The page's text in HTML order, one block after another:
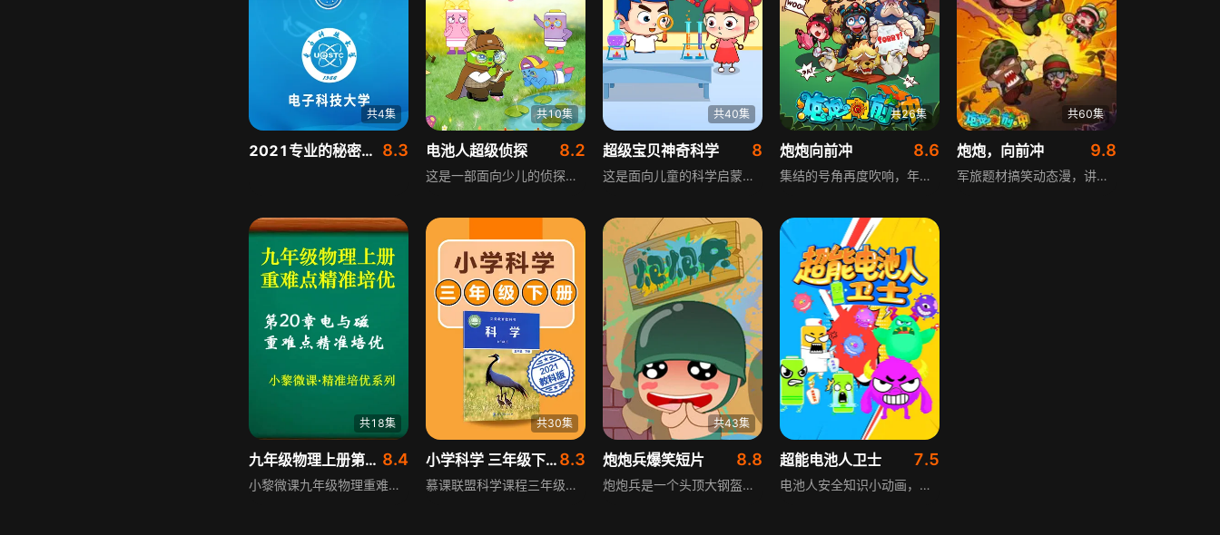
共4集
2021专业的秘密：电子科技大学 8.3
共10集
电池人超级侦探 8.2
这是一部面向少儿的侦探类动画，主角电池人超级侦探身携超能力，掌有数据解码探案绝技。他凭借敏锐的观察、缜密的推理，搭配专属探案道具，层层剥茧追查线索，揪出幕后反派，破解一桩桩悬案，故事围绕他在校园里的探案经历展开，在欢乐玩耍中破获校园谜案，守护校园日常，兼具趣味性与悬疑感。
共40集
超级宝贝神奇科学 8
这是面向儿童的科学启蒙节目，每一集都从小朋友常见的日常疑问出发，通过主角奇奇和点点在生活中经历的各种有趣小插曲，引导孩子们发现并学习基础科学概念，比如苍蝇搓腿的原因、海市蜃楼的形成、杠杆原理、人做梦的缘由等。节目以轻松愉快的故事形式，帮助孩子们在玩、看、学之间收获知识与乐趣，兼具趣味性与启蒙性。
共26集
炮炮向前冲 8.6
集结的号角再度吹响，年轻热血的新兵又待整装出发。这里有对军旅生活心向往之的炮炮兵；纯自然无添加的单纯炮罗；神秘的酱油三兄弟；还有霸气侧漏，让人难以直视的“一流”排长……一场男人们冲锋陷阵的故事即将拉开序幕。可爱无厘头的外表是他们的武装，杀敌于无形，萌死人不偿命；幽默搞怪的故事是他们的大杀器，蜜糖加火炮，克敌制胜；朋友爱，兄弟情，同胞义是早已暗藏好的杀机，就等你情不自禁步入的那一刻，将你一举获擒……这是一场早已部署好的绝密行动，行动代号“炮炮向前冲”！让我们一同期待2013炮炮兵们的震撼突袭吧！
共60集
炮炮，向前冲 9.8
军旅题材搞笑动态漫，讲述新兵炮炮、炮罗在排长带领下，于新兵训练营里发生的一系列轻松趣事。故事虽以战争为背景，却完全跳出严肃叙事框架，全程以轻松搞笑为核心风格，展现新兵们在军营里的欢乐日常与成长点滴。
共18集
九年级物理上册第20章电与磁 8.4
小黎微课九年级物理重难点培优辅导 培优试卷本着精准原则，以重点、难点、常考点辅导为主，避免题海战术，让学生少走弯路、让教师培优更轻松。适合学生自学提高、家教辅导、第三方教育机构培优专用。
共30集
小学科学 三年级下册科学教科版2021 8.3
慕课联盟科学课程三年级下册是由资深教研团队领衔指导与开发的具有鲜明特色的同步微课。以教育科学出版社2019年11月第1版的教材为依据，适用于使用教科版小学科学的地区。 该课程的最大特点是完全同步学校教学的每一节课，紧扣课程标准，瞄准考点，匹配学科知识点，具有倒带功能，解决了课堂教学不可复制的弊端，可用来预习、复习，使学习更具自主性。 本课程把物体的运动，动物的一生，太阳、地球和月球三个单元分为30节微课。由小学科学专业老师教授，米米老师毕业于杭州师范大学，在校教学多年，具有丰富的教学经验，深受学生喜爱，教学风格幽默风趣，能从学生角度出发，帮助学生提高学习成绩。
共43集
炮炮兵爆笑短片 8.8
炮炮兵是一个头顶大钢盔的小兵。他可爱健康的外形、活泼轻松的性格加上独有的无厘头动作，瞬间吸引了众多网友们的心。卡米文化编绘《炮炮向前冲》是利用炮炮兵这个形象创作的幽默趣味军事题材四格漫画。《炮炮向前冲》讲述的就是炮炮、炮罗在排长带领下发生在新兵训练营的爆笑故事。故事的风格是以轻松搞笑为主，通过一个四格或者多个四格来讲述某一爆笑故事。无论是单独的四格故事还是连续的四格故事，保证读者只要看完一幅画准有笑料发生。
超能电池人卫士 7.5
电池人安全知识小动画，用动画的形式，吸引小朋友的注意力，让他们在娱乐中学到一定的安全知识。